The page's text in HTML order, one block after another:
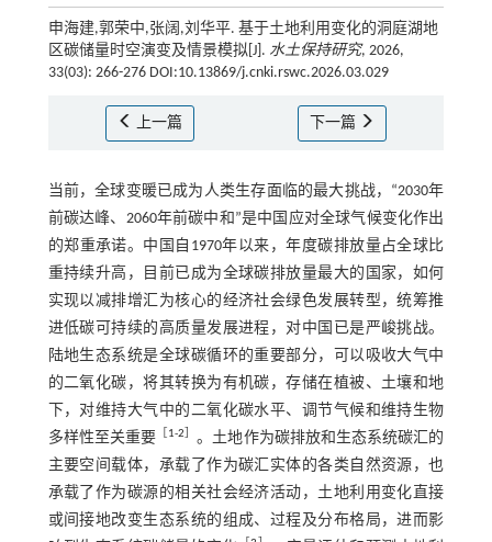
申海建,郭荣中,张阔,刘华平. 基于土地利用变化的洞庭湖地
区碳储量时空演变及情景模拟[J]. 水土保持研究, 2026,
33(03): 266-276 DOI:10.13869/j.cnki.rswc.2026.03.029
上一篇 下一篇
当前，全球变暖已成为人类生存面临的最大挑战，“2030年
前碳达峰、2060年前碳中和”是中国应对全球气候变化作出
的郑重承诺。中国自1970年以来，年度碳排放量占全球比
重持续升高，目前已成为全球碳排放量最大的国家，如何
实现以减排增汇为核心的经济社会绿色发展转型，统筹推
进低碳可持续的高质量发展进程，对中国已是严峻挑战。
陆地生态系统是全球碳循环的重要部分，可以吸收大气中
的二氧化碳，将其转换为有机碳，存储在植被、土壤和地
下，对维持大气中的二氧化碳水平、调节气候和维持生物
多样性至关重要
1-2
。土地作为碳排放和生态系统碳汇的
主要空间载体，承载了作为碳汇实体的各类自然资源，也
承载了作为碳源的相关社会经济活动，土地利用变化直接
或间接地改变生态系统的组成、过程及分布格局，进而影